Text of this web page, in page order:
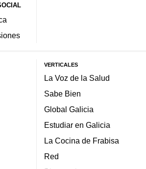
VERTICALES
La Voz de la Salud
Sabe Bien
Global Galicia
Estudiar en Galicia
La Cocina de Frabisa
Red